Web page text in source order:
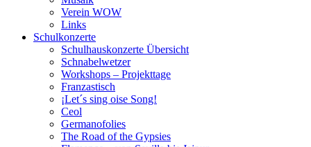
Verein WOW
Links
Schulkonzerte
Schulhauskonzerte Übersicht
Schnabelwetzer
Workshops – Projekttage
Franzastisch
¡Let´s sing oise Song!
Ceol
Germanofolies
The Road of the Gypsies